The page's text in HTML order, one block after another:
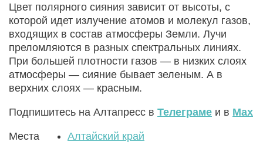
Цвет полярного сияния зависит от высоты, с
которой идет излучение атомов и молекул газов,
входящих в состав атмосферы Земли. Лучи
преломляются в разных спектральных линиях.
При большей плотности газов — в низких слоях
атмосферы — сияние бывает зеленым. А в
верхних слоях — красным.
Подпишитесь на Алтапресс в Телеграме и в Max
Места
Алтайский край